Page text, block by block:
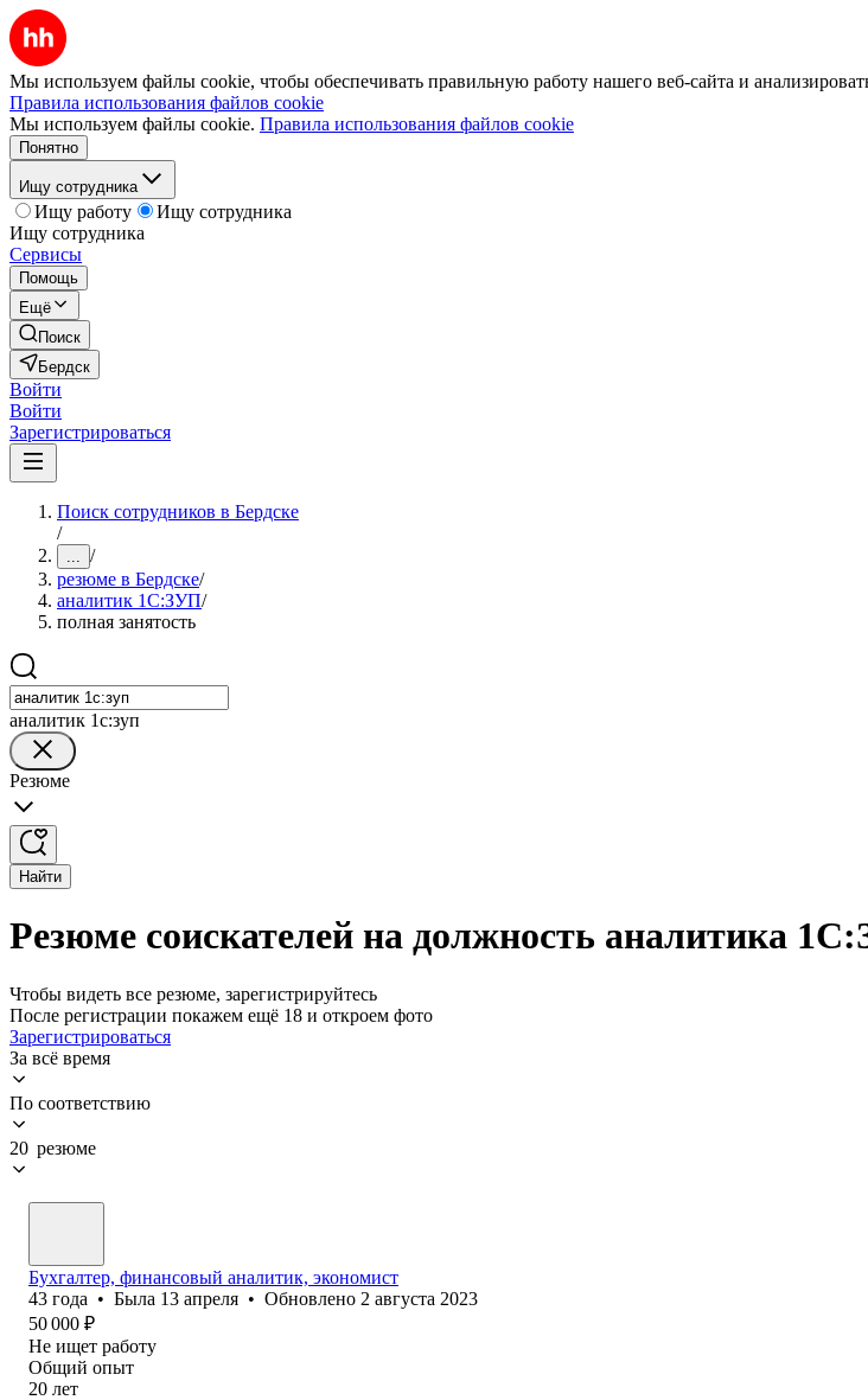
Мы используем файлы cookie, чтобы обеспечивать правильную работу нашего веб-сайта и
Правила использования файлов cookie
Мы используем файлы cookie. Правила использования файлов cookie
Понятно
Ищу сотрудника
Ищу работу
Ищу сотрудника
Ищу сотрудника
Сервисы
Помощь
Ещё
Поиск
Бердск
Войти
Войти
Зарегистрироваться
Поиск сотрудников в Бердске
/
... /
резюме в Бердске/
аналитик 1С:ЗУП/
полная занятость
аналитик 1с:зуп
Резюме
Найти
Резюме соискателей на должность аналитика
Чтобы видеть все резюме, зарегистрируйтесь
После регистрации покажем ещё 18 и откроем фото
Зарегистрироваться
За всё время
По соответствию
20 резюме
Бухгалтер, финансовый аналитик, экономист
43 года • Была 13 апреля • Обновлено 2 августа 2023
50 000 ₽
Не ищет работу
Общий опыт
20 лет